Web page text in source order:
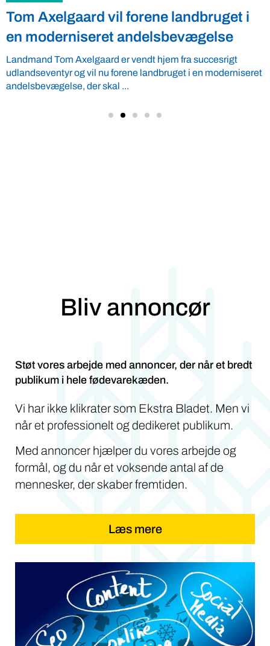
Tom Axelgaard vil forene landbruget i
en moderniseret andelsbevægelse
Landmand Tom Axelgaard er vendt hjem fra succesrigt
udlandseventyr og vil nu forene landbruget i en moderniseret
andelsbevægelse, der skal ...
Bliv annoncør
Støt vores arbejde med annoncer, der når et bredt
publikum i hele fødevarekæden.
Vi har ikke klikrater som Ekstra Bladet. Men vi
når et professionelt og dedikeret publikum.
Med annoncer hjælper du vores arbejde og
formål, og du når et voksende antal af de
mennesker, der skaber fremtiden.
Læs mere